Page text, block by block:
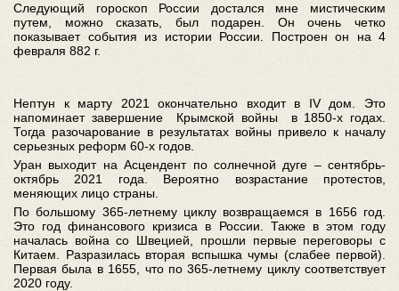
Следующий гороскоп России достался мне мистическим
путем, можно сказать, был подарен. Он очень четко
показывает события из истории России. Построен он на 4
февраля 882 г.
Нептун к марту 2021 окончательно входит в IV дом. Это
напоминает завершение Крымской войны в 1850-х годах.
Тогда разочарование в результатах войны привело к началу
серьезных реформ 60-х годов.
Уран выходит на Асцендент по солнечной дуге – сентябрь-
октябрь 2021 года. Вероятно возрастание протестов,
меняющих лицо страны.
По большому 365-летнему циклу возвращаемся в 1656 год.
Это год финансового кризиса в России. Также в этом году
началась война со Швецией, прошли первые переговоры с
Китаем. Разразилась вторая вспышка чумы (слабее первой).
Первая была в 1655, что по 365-летнему циклу соответствует
2020 году.